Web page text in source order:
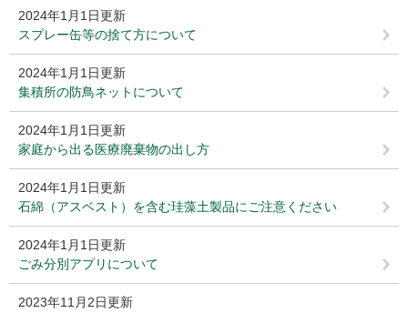
2024年1月1日更新
スプレー缶等の捨て方について
2024年1月1日更新
集積所の防鳥ネットについて
2024年1月1日更新
家庭から出る医療廃棄物の出し方
2024年1月1日更新
石綿（アスベスト）を含む珪藻土製品にご注意ください
2024年1月1日更新
ごみ分別アプリについて
2023年11月2日更新